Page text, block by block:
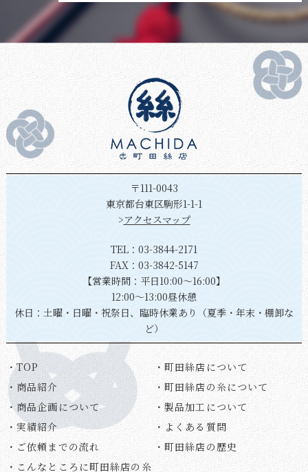
〒111-0043
東京都台東区駒形1-1-1
>アクセスマップ
TEL： 03-3844-2171
FAX：03-3842-5147
【営業時間：平日10:00～16:00】
12:00～13:00昼休憩
休日：土曜・日曜・祝祭日、臨時休業あり（夏季・年末・棚卸な
ど）
・TOP
・町田絲店について
・商品紹介
・町田絲店の糸について
・商品企画について
・製品加工について
・実績紹介
・よくある質問
・ご依頼までの流れ
・町田絲店の歴史
・こんなところに町田絲店の糸